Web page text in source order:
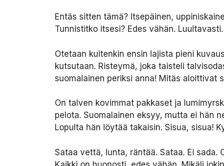
Entäs sitten tämä? Itsepäinen,
Tunnistitko itsesi? Edes vähän. Luultavasti.
Otetaan kuitenkin ensin lajista pieni
kutsutaan. Risteymä, joka taisteli
suomalainen periksi anna! Mitäs aloittivat
On talven kovimmat pakkaset ja
pelota. Suomalainen eksyy, mutta ei hän
Lopulta hän löytää takaisin. Sisua, sisua!
Sataa vettä, lunta, räntää. Sataa. Ei sada.